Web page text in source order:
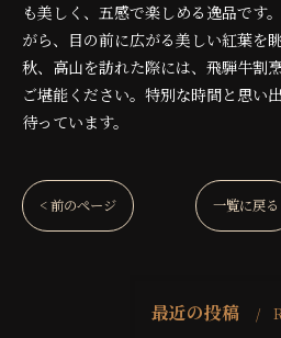
も美しく、五感で楽しめる逸品です
がら、目の前に広がる美しい紅葉を
秋、高山を訪れた際には、飛騨牛割
ご堪能ください。特別な時間と思い
待っています。
< 前のページ 一覧に戻る
最近の投稿